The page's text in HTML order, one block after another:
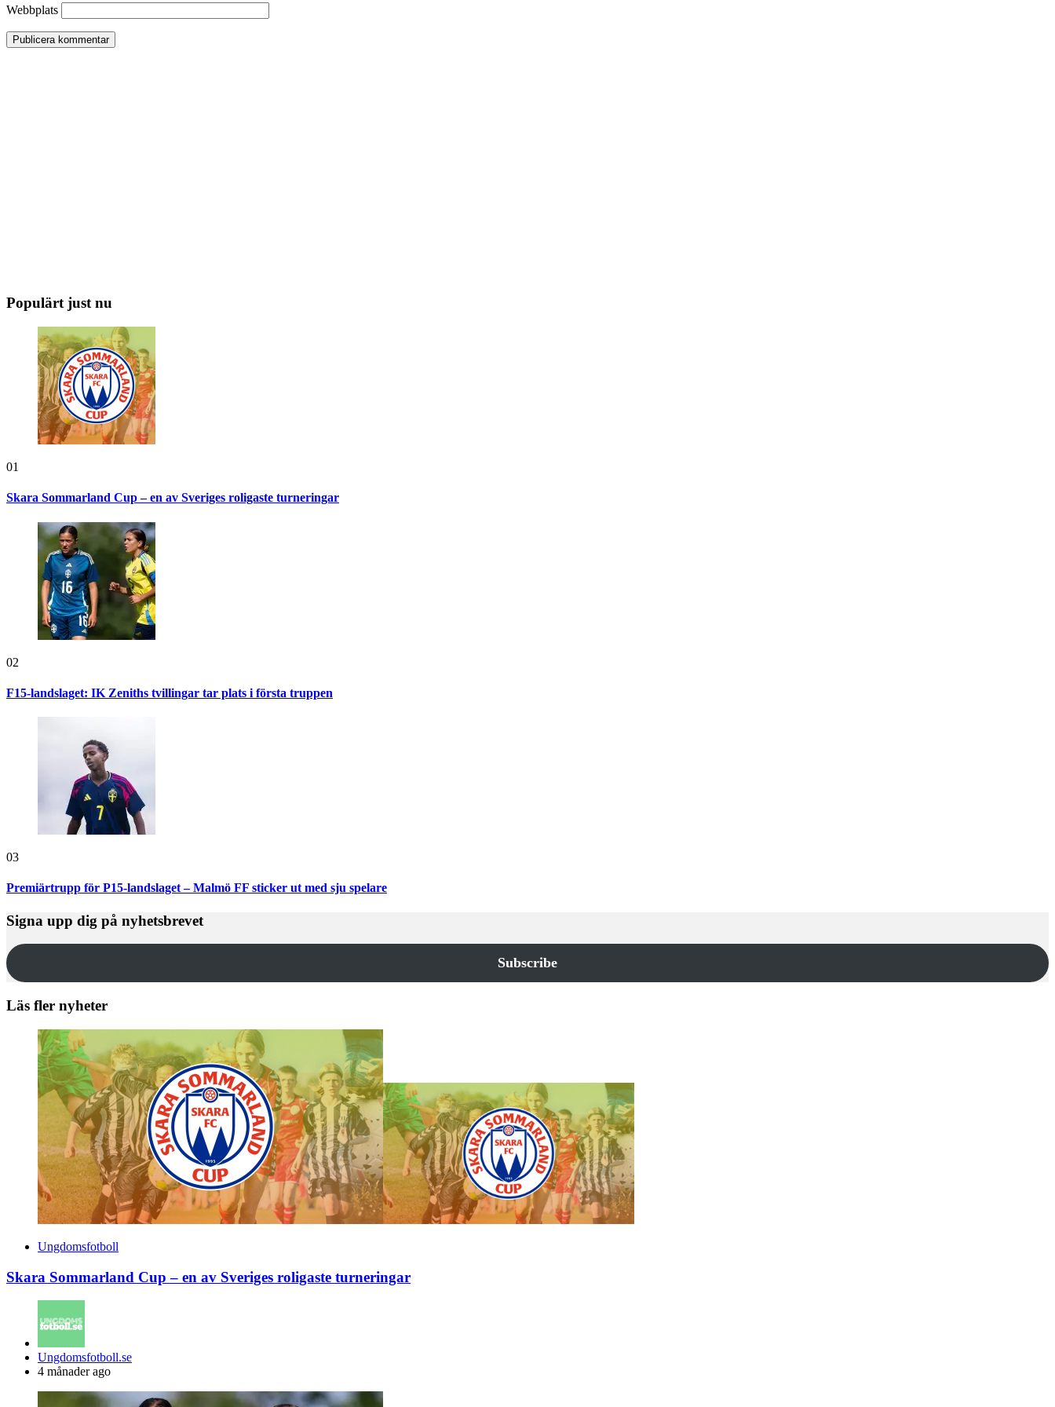
Webbplats
Populärt just nu
01
Skara Sommarland Cup – en av Sveriges roligaste turneringar
02
F15-landslaget: IK Zeniths tvillingar tar plats i första truppen
03
Premiärtrupp för P15-landslaget – Malmö FF sticker ut med sju spelare
Signa upp dig på nyhetsbrevet
Subscribe
Läs fler nyheter
Ungdomsfotboll
Skara Sommarland Cup – en av Sveriges roligaste turneringar
Posted
by
Ungdomsfotboll.se
4 månader ago